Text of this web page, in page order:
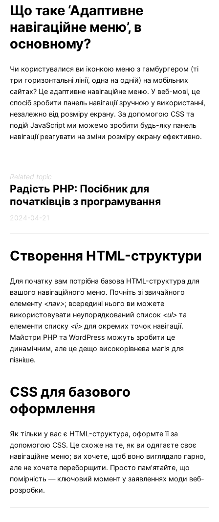
Що таке ‘Адаптивне
навігаційне меню’, в
основному?
Чи користувалися ви іконкою меню з гамбургером (ті
три горизонтальні лінії, одна на одній) на мобільних
сайтах? Це адаптивне навігаційне меню. У веб-мові, це
спосіб зробити панель навігації зручною у використанні,
незалежно від розміру екрану. За допомогою CSS та
подій JavaScript ми можемо зробити будь-яку панель
навігації реагувати на зміни розміру екрану ефективно.
Related topic
Радість PHP: Посібник для
початківців з програмування
2024-04-21
Створення HTML-структури
Для початку вам потрібна базова HTML-структура для
вашого навігаційного меню. Почніть зі звичайного
елементу <nav>; всередині нього ви можете
використовувати неупорядкований список <ul> та
елементи списку <li> для окремих точок навігації.
Майстри PHP та WordPress можуть зробити це
динамічним, але це дещо високорівнева магія для
пізніше.
CSS для базового
оформлення
Як тільки у вас є HTML-структура, оформте її за
допомогою CSS. Це схоже на те, як ви одягаєте своє
навігаційне меню; ви хочете, щоб воно виглядало гарно,
але не хочете переборщити. Просто пам’ятайте, що
помірність — ключовий момент у заявленнях моди веб-
розробки.